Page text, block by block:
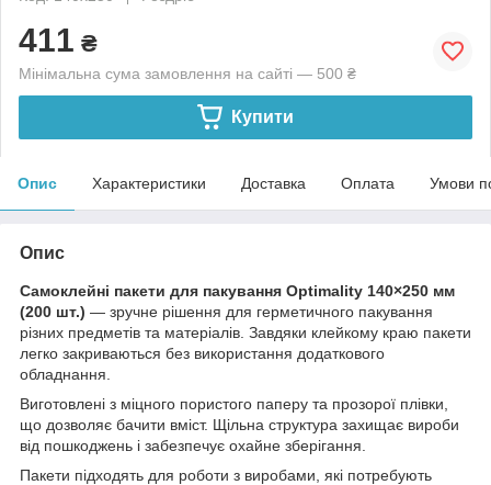
411 ₴
Мінімальна сума замовлення на сайті — 500 ₴
Купити
Опис Характеристики Доставка Оплата Умови
Опис
Самоклейні пакети для пакування Optimality 140×250 мм
(200 шт.) — зручне рішення для герметичного пакування
різних предметів та матеріалів. Завдяки клейкому краю пакети
легко закриваються без використання додаткового
обладнання.
Виготовлені з міцного пористого паперу та прозорої плівки,
що дозволяє бачити вміст. Щільна структура захищає вироби
від пошкоджень і забезпечує охайне зберігання.
Пакети підходять для роботи з виробами, які потребують